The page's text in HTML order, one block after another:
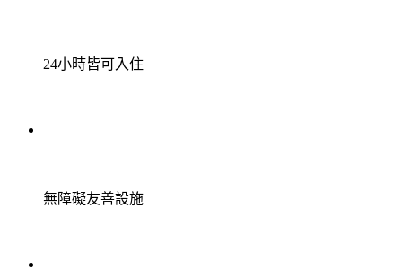
24小時皆可入住
無障礙友善設施